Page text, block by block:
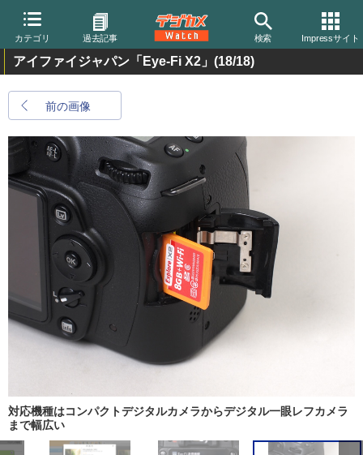
カテゴリ 過去記事 検索 Impressサイト
アイファイジャパン「Eye-Fi X2」 (18/18)
前の画像
対応機種はコンパクトデジタルカメラからデジタル一眼レフカメラ
まで幅広い